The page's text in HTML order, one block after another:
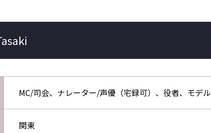
MC/司会、ナレーター/声優（宅録可）、役者、モデル
関東